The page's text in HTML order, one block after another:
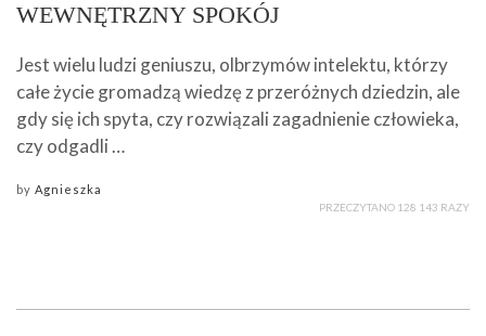
WEWNĘTRZNY SPOKÓJ
Jest wielu ludzi geniuszu, olbrzymów intelektu, którzy
całe życie gromadzą wiedzę z przeróżnych dziedzin, ale
gdy się ich spyta, czy rozwiązali zagadnienie człowieka,
czy odgadli …
by Agnieszka
PRZECZYTANO 128 143 RAZY